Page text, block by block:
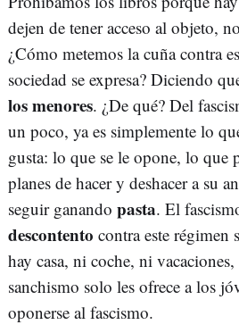
dejen de tener acceso al objeto,
¿Cómo metemos la cuña contra
sociedad se expresa? Diciendo
los menores. ¿De qué? Del
un poco, ya es simplemente lo
gusta: lo que se le opone, lo que
planes de hacer y deshacer a su
seguir ganando pasta. El
descontento contra este régimen
hay casa, ni coche, ni
sanchismo solo les ofrece a los
oponerse al fascismo.